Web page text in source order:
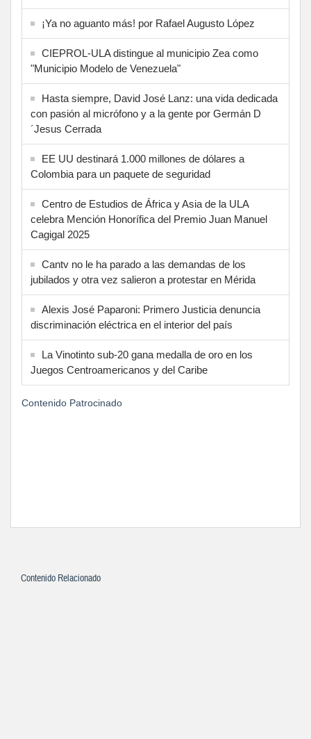
¡Ya no aguanto más! por Rafael Augusto López
CIEPROL-ULA distingue al municipio Zea como
"Municipio Modelo de Venezuela"
Hasta siempre, David José Lanz: una vida dedicada
con pasión al micrófono y a la gente por Germán D
´Jesus Cerrada
EE UU destinará 1.000 millones de dólares a
Colombia para un paquete de seguridad
Centro de Estudios de África y Asia de la ULA
celebra Mención Honorífica del Premio Juan Manuel
Cagigal 2025
Cantv no le ha parado a las demandas de los
jubilados y otra vez salieron a protestar en Mérida
Alexis José Paparoni: Primero Justicia denuncia
discriminación eléctrica en el interior del país
La Vinotinto sub-20 gana medalla de oro en los
Juegos Centroamericanos y del Caribe
Contenido Patrocinado
Contenido Relacionado